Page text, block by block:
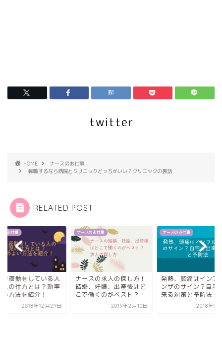
twitter
HOME
ナースのお仕事
転職するなら病院とクリニックどっちがいい？クリニックの裏話
RELATED POST
ナースのお仕事
ナースの求人の探し方！
結婚、妊娠、出産後はど
こで働くのがベスト？
2019年2月10日
ナースのお仕事
発熱、頭痛はインフルエ
ンザのサイン？自宅で出
来る対策と予防法
2018年9月27日
ナースのお仕事